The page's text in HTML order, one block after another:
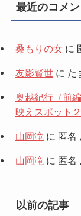
最近のコメン
桑もりの女に
友影賢世に た
奥越紀行（前
映えスポット
山岡滝 に 匿名
山岡滝 に 匿名
以前の記事